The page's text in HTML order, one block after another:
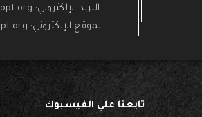
البريد الإلكتروني:
الموقع الإلكتروني:
تابعنا علي الفيسبوك